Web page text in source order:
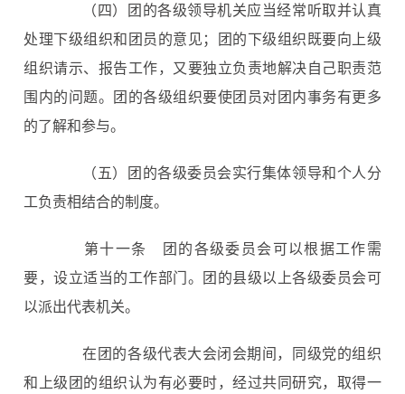
（四）团的各级领导机关应当经常听取并认真
处理下级组织和团员的意见；团的下级组织既要向上级
组织请示、报告工作，又要独立负责地解决自己职责范
围内的问题。团的各级组织要使团员对团内事务有更多
的了解和参与。
（五）团的各级委员会实行集体领导和个人分
工负责相结合的制度。
第十一条
团的各级委员会可以根据工作需
要，设立适当的工作部门。团的县级以上各级委员会可
以派出代表机关。
在团的各级代表大会闭会期间，同级党的组织
和上级团的组织认为有必要时，经过共同研究，取得一